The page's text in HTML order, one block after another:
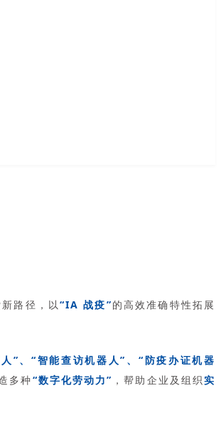
路径，以“IA 战疫”的高效准确特性拓展
”、“智能查访机器人”、“防疫办证机器
多种“数字化劳动力” ，帮助企业及组织实